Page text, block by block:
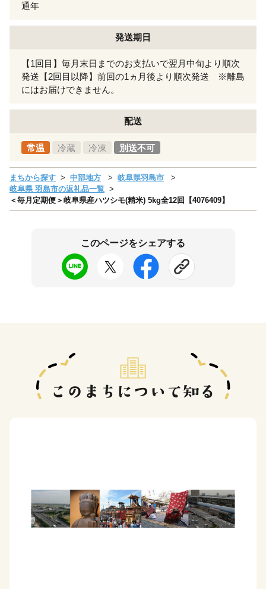
通年
発送期日
【1回目】毎月末日までのお支払いで翌月中旬より順次
発送【2回目以降】前回の1ヵ月後より順次発送 ※離島
にはお届けできません。
配送
常温 冷蔵 冷凍 別送不可
まちから探す 中部地方
岐阜県羽島市
岐阜県 羽島市の返礼品一覧
＜毎月定期便＞岐阜県産ハツシモ(精米) 5kg全12回【4076409】
このページをシェアする